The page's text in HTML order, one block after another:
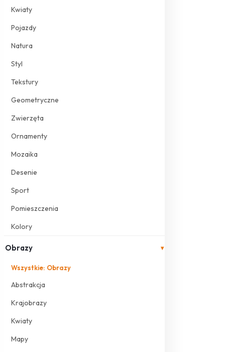
Kwiaty
Pojazdy
Natura
Styl
Tekstury
Geometryczne
Zwierzęta
Ornamenty
Mozaika
Desenie
Sport
Pomieszczenia
Kolory
Obrazy ▾
Wszystkie: Obrazy
Abstrakcja
Krajobrazy
Kwiaty
Mapy